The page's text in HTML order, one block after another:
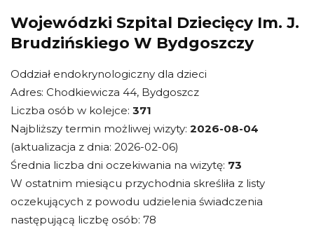
Wojewódzki Szpital Dziecięcy Im. J.
Brudzińskiego W Bydgoszczy
Oddział endokrynologiczny dla dzieci
Adres: Chodkiewicza 44, Bydgoszcz
Liczba osób w kolejce: 371
Najbliższy termin możliwej wizyty: 2026-08-04
(aktualizacja z dnia: 2026-02-06)
Średnia liczba dni oczekiwania na wizytę: 73
W ostatnim miesiącu przychodnia skreśliła z listy
oczekujących z powodu udzielenia świadczenia
następującą liczbę osób: 78